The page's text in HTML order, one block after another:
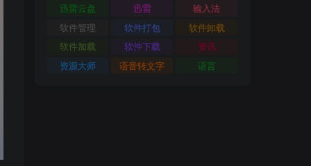
迅雷云盘
迅雷
输入法
软件管理
软件打包
软件卸载
软件加载
软件下载
资讯
资源大师
语音转文字 语言